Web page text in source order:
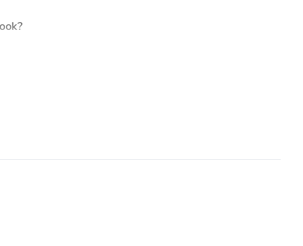
e como preveni-las
para recuperar seu cabelo!